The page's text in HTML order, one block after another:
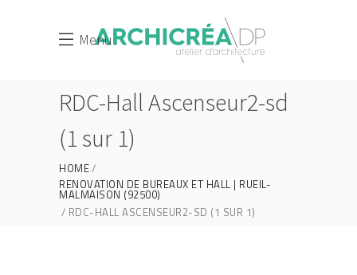
Menu
RDC-Hall Ascenseur2-sd
(1 sur 1)
HOME
RENOVATION DE BUREAUX ET HALL | RUEIL-
MALMAISON (92500)
RDC-HALL ASCENSEUR2-SD (1 SUR 1)